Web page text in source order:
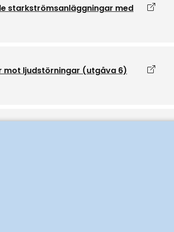
starkströmsanläggningar med
mot ljudstörningar (utgåva 6)